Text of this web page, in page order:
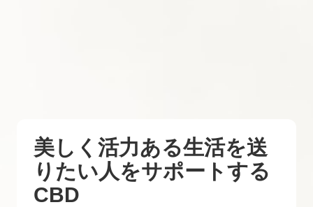
美しく活力ある生活を送
りたい人をサポートする
CBD